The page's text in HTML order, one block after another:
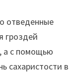
отведенные
гроздей
а с помощью
сахаристости в